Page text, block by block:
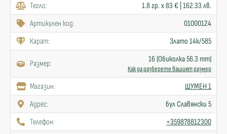
Тегло:
1.8 гр. x 83 € | 162.33 лв.
Артикулен код:
01000124
Карат:
Злато 14к/585
Размер: 16 (Обиколка 56.3 mm)
Как да разберете вашият размер
Mагазин:
ШУМЕН 1
Адрес:
бул Славянски 5
Телефон:
+359878812300